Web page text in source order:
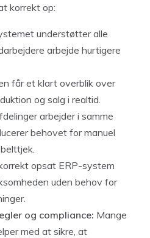
korrekt op:
understøtter alle
arbejde hurtigere
får et klart overblik over
og salg i realtid.
arbejder i samme
behovet for manuel
opsat ERP-system
uden behov for
og compliance: Mange
med at sikre, at